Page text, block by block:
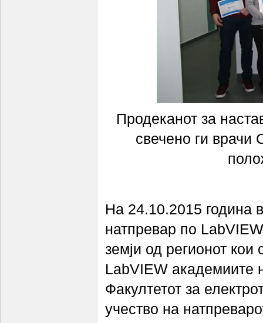
Продеканот за
свечено ги врачи
На 24.10.2015 година
натпревар по
земји од регионот кои
LabVIEW академиите
Факултетот за
учество на